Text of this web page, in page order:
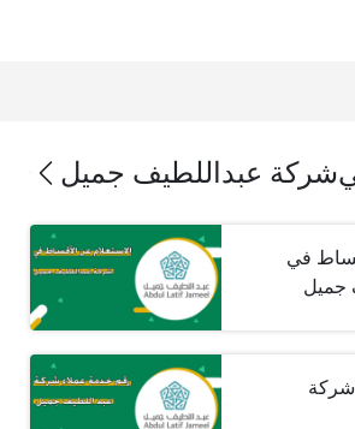
شركة عبداللطيف جميل
في
جميل
شركة